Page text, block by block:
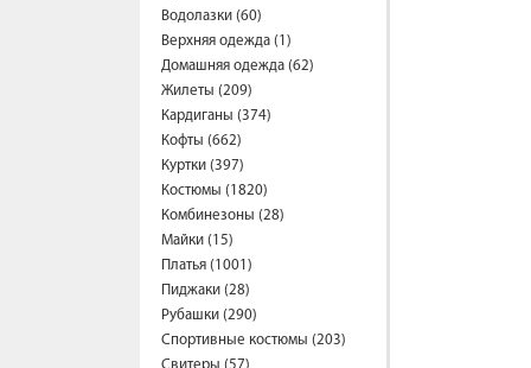
Водолазки (60)
Верхняя одежда (1)
Домашняя одежда (62)
Жилеты (209)
Кардиганы (374)
Кофты (662)
Куртки (397)
Костюмы (1820)
Комбинезоны (28)
Майки (15)
Платья (1001)
Пиджаки (28)
Рубашки (290)
Спортивные костюмы (203)